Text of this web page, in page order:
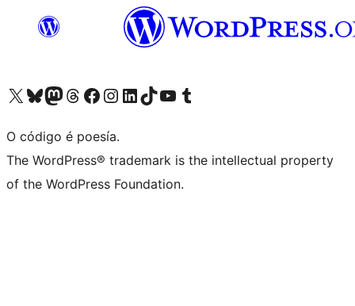
Visita la cuenta de X (anteriormente Twitter)
Visita a nosa conta de Bluesky
Visita a nosa conta de Mastodon
Visita a nosa conta de Threads
Visita a nosa páxina de Facebook
Visita a nosa conta de Instagram
Visita a nosa conta de LinkedIn
Visita a nosa conta de TikTok
Visita a nosa canle de YouTube
Visita a nosa conta de Tumblr
O código é poesía.
The WordPress® trademark is the intellectual property
of the WordPress Foundation.